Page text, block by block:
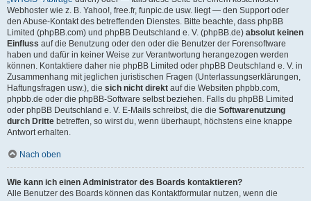
Webhoster wie z. B. Yahoo!, free.fr, funpic.de usw. liegt — den Support oder
den Abuse-Kontakt des betreffenden Dienstes. Bitte beachte, dass phpBB
Limited (phpBB.com) und phpBB Deutschland e. V. (phpBB.de) absolut keinen
Einfluss auf die Benutzung oder den oder die Benutzer der Forensoftware
haben und dafür in keiner Weise zur Verantwortung herangezogen werden
können. Kontaktiere daher nie phpBB Limited oder phpBB Deutschland e. V. in
Zusammenhang mit jeglichen juristischen Fragen (Unterlassungserklärungen,
Haftungsfragen usw.), die sich nicht direkt auf die Websiten phpbb.com,
phpbb.de oder die phpBB-Software selbst beziehen. Falls du phpBB Limited
oder phpBB Deutschland e. V. E-Mails schreibst, die die Softwarenutzung
durch Dritte betreffen, so wirst du, wenn überhaupt, höchstens eine knappe
Antwort erhalten.
Nach oben
Wie kann ich einen Administrator des Boards kontaktieren?
Alle Benutzer des Boards können das Kontaktformular nutzen, wenn die